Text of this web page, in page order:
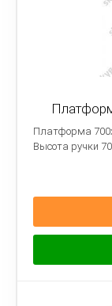
Платформа
Высота ручки